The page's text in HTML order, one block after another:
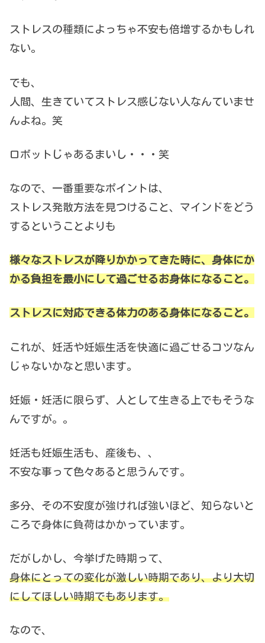
ストレスの種類によっちゃ不安も倍増するかもしれ
ない。
でも、
人間、生きていてストレス感じない人なんていませ
んよね。笑
ロボットじゃあるまいし・・・笑
なので、一番重要なポイントは、
ストレス発散方法を見つけること、マインドをどう
するということよりも
様々なストレスが降りかかってきた時に、身体にか
かる負担を最小にして過ごせるお身体になること。
ストレスに対応できる体力のある身体になること。
これが、妊活や妊娠生活を快適に過ごせるコツなん
じゃないかなと思います。
妊娠・妊活に限らず、人として生きる上でもそうな
んですが。。
妊活も妊娠生活も、産後も、、
不安な事って色々あると思うんです。
多分、その不安度が強ければ強いほど、知らないと
ころで身体に負荷はかかっています。
だがしかし、今挙げた時期って、
身体にとっての変化が激しい時期であり、より大切
にしてほしい時期でもあります。
なので、